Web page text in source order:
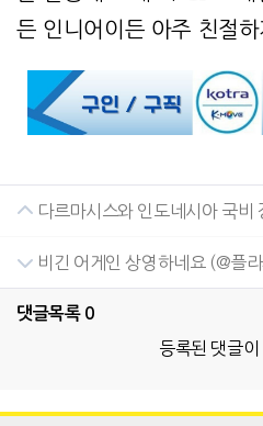
든 인니어이든 아주 친절하
다르마시스와 인도네시아 국비
비긴 어게인 상영하네요 (@플
댓글목록 0
등록된 댓글이